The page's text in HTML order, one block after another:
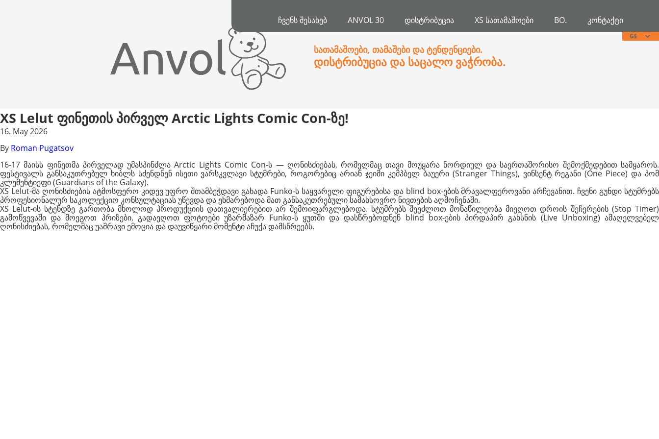
ᲩᲕᲔᲜᲡ ᲨᲔᲡᲐᲮᲔᲑ ANVOL 30 ᲓᲘᲡᲢᲠᲘᲑᲣᲪᲘᲐ XS ᲡᲐᲗᲐᲛᲐᲨᲝᲔᲑᲘ BO. ᲙᲝᲜᲢᲐᲥᲢᲘ
GE
სათამაშოები, თამაშები და ტენდენციები.
დისტრიბუცია და საცალო ვაჭრობა.
XS Lelut ფინეთის პირველ Arctic Lights Comic Con-ზე!
16. May 2026
By Roman Pugatsov
16-17 მაისს ფინეთმა პირველად უმასპინძლა Arctic Lights Comic Con-ს — ღონისძიებას, რომელმაც თავი მოუყარა ნორდიულ და საერთაშორისო შემოქმედებით სამყაროს.
ფესტივალს განსაკუთრებულ ხიბლს სძენდნენ ისეთი ვარსკვლავი სტუმრები, როგორებიც არიან ჯეიმი კემპბელ ბაუერი (Stranger Things), ვინსენტ რეგანი (One Piece) და პომ
კლემენტიეფი (Guardians of the Galaxy).
XS Lelut-მა ღონისძიების ატმოსფერო კიდევ უფრო შთამბეჭდავი გახადა Funko-ს საყვარელი ფიგურებისა და blind box-ების მრავალფეროვანი არჩევანით. ჩვენი გუნდი სტუმრებს
პროფესიონალურ საკოლექციო კონსულტაციას უწევდა და ეხმარებოდა მათ განსაკუთრებული სამახსოვრო ნივთების აღმოჩენაში.
XS Lelut-ის სტენდზე გართობა მხოლოდ პროდუქციის დათვალიერებით არ შემოიფარგლებოდა. სტუმრებს შეეძლოთ მონაწილეობა მიეღოთ დროის შეჩერების (Stop Timer)
გამოწვევაში და მოეგოთ პრიზები, გადაეღოთ ფოტოები უზარმაზარ Funko-ს ყუთში და დასწრებოდნენ blind box-ების პირდაპირ გახსნის (Live Unboxing) ამაღელვებელ
ღონისძიებას, რომელმაც უამრავი ემოცია და დაუვიწყარი მომენტი აჩუქა დამსწრეებს.